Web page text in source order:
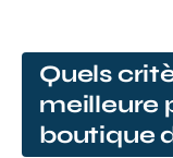
Quels
meilleure
boutique